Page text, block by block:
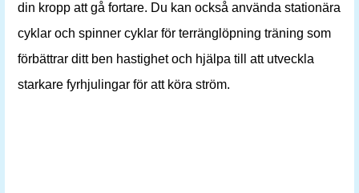
din kropp att gå fortare. Du kan också använda stationära
cyklar och spinner cyklar för terränglöpning träning som
förbättrar ditt ben hastighet och hjälpa till att utveckla
starkare fyrhjulingar för att köra ström.